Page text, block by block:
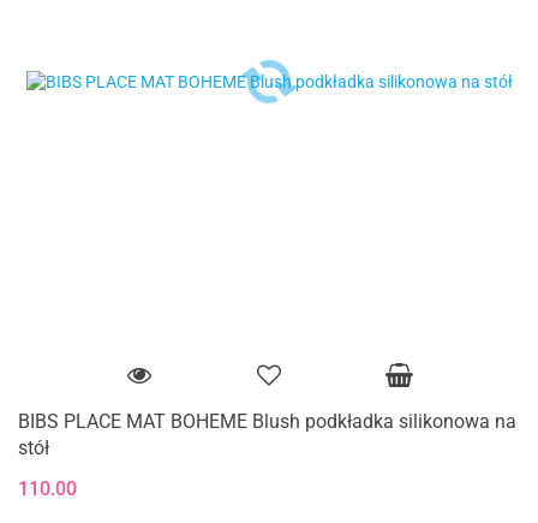
BIBS PLACE MAT BOHEME Blush podkładka silikonowa na
stół
110.00